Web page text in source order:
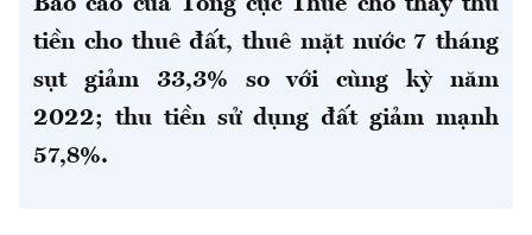
tiền cho thuê đất, thuê mặt nước 7 tháng
sụt giảm 33,3% so với cùng kỳ năm
2022; thu tiền sử dụng đất giảm mạnh
57,8%.